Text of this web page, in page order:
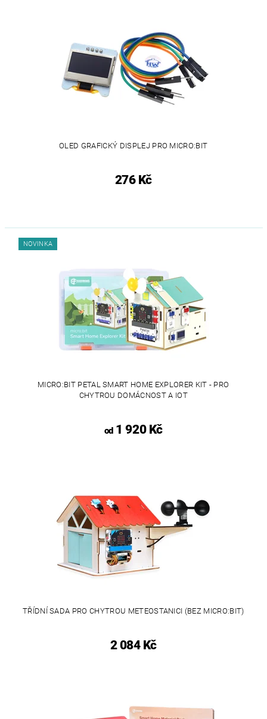
OLED GRAFICKÝ DISPLEJ PRO MICRO:BIT
276 Kč
NOVINKA
MICRO:BIT PETAL SMART HOME EXPLORER KIT - PRO
CHYTROU DOMÁCNOST A IOT
od1 920 Kč
TŘÍDNÍ SADA PRO CHYTROU METEOSTANICI (BEZ MICRO:BIT)
2 084 Kč